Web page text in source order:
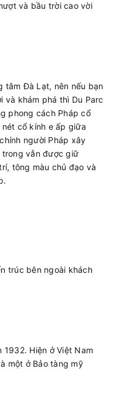
và bầu trời cao vời
tâm Đà Lạt, nên nếu bạn
và khám phá thì Du Parc
phong cách Pháp cổ
cổ kính e ấp giữa
người Pháp xây
vẫn được giữ
tông màu chủ đạo và
trúc bên ngoài khách
Hiện ở Việt Nam
một ở Bảo tàng mỹ